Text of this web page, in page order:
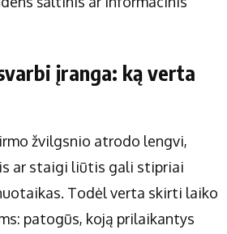
įranga: ką verta
žvilgsnio atrodo lengvi,
ar staigi liūtis gali stipriai
Todėl verta skirti laiko
patogūs, koją prilaikantys